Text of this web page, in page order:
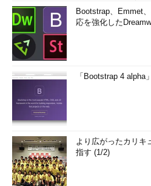
Bootstrap、Emmet
応を強化した
「Bootstrap 4 alpha
より広がったカリキ
指す (1/2)